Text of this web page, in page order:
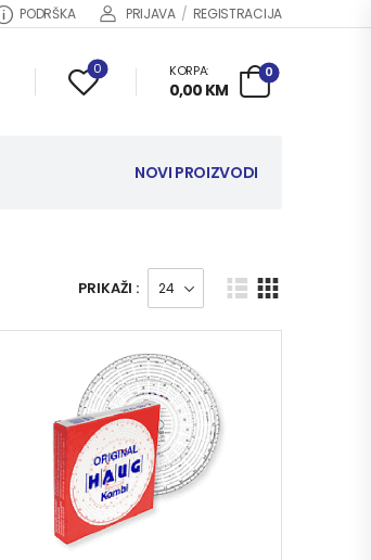
PODRŠKA PRIJAVA / REGISTRACIJA
0 KORPA:
0,00 KM
0
NOVI PROIZVODI
PRIKAŽI :